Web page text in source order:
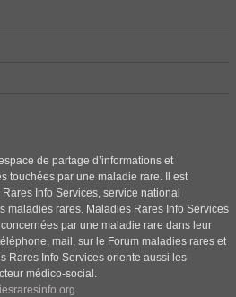
de partage d’informations et
touchées par une maladie rare. Il est
Info Services, service national
maladies rares. Maladies Rares Info Services
par une maladie rare dans leur
mail, sur le Forum maladies rares et
Rares Info Services oriente aussi les
médico-social.